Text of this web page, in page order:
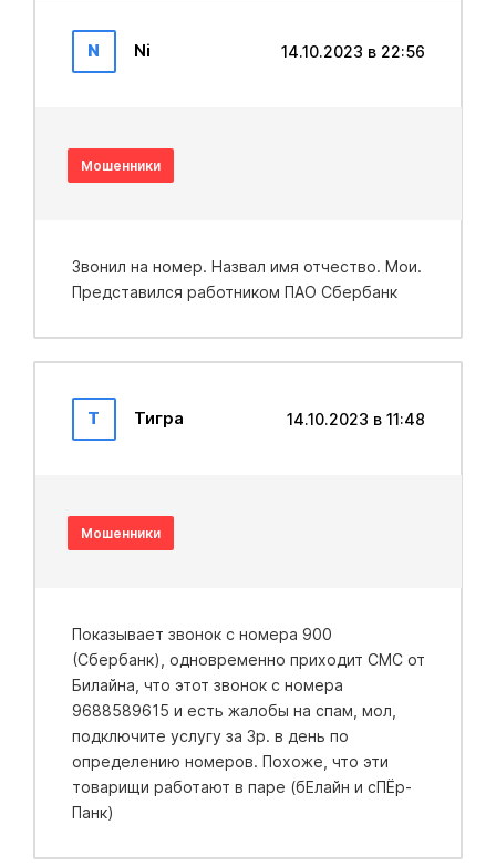
N Ni 14.10.2023 в 22:56
Мошенники
Звонил на номер. Назвал имя отчество. Мои.
Представился работником ПАО Сбербанк
Т Тигра 14.10.2023 в 11:48
Мошенники
Показывает звонок с номера 900
(Сбербанк), одновременно приходит СМС от
Билайна, что этот звонок с номера
9688589615 и есть жалобы на спам, мол,
подключите услугу за 3р. в день по
определению номеров. Похоже, что эти
товарищи работают в паре (бЕлайн и сПЁр-
Панк)